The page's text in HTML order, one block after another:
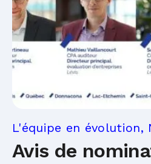
L'équipe en évolution,
Avis de